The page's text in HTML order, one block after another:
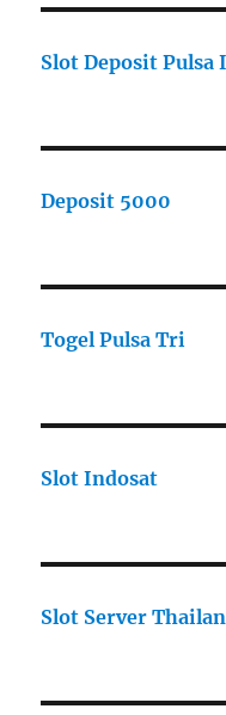
Slot Deposit Pulsa
Deposit 5000
Togel Pulsa Tri
Slot Indosat
Slot Server